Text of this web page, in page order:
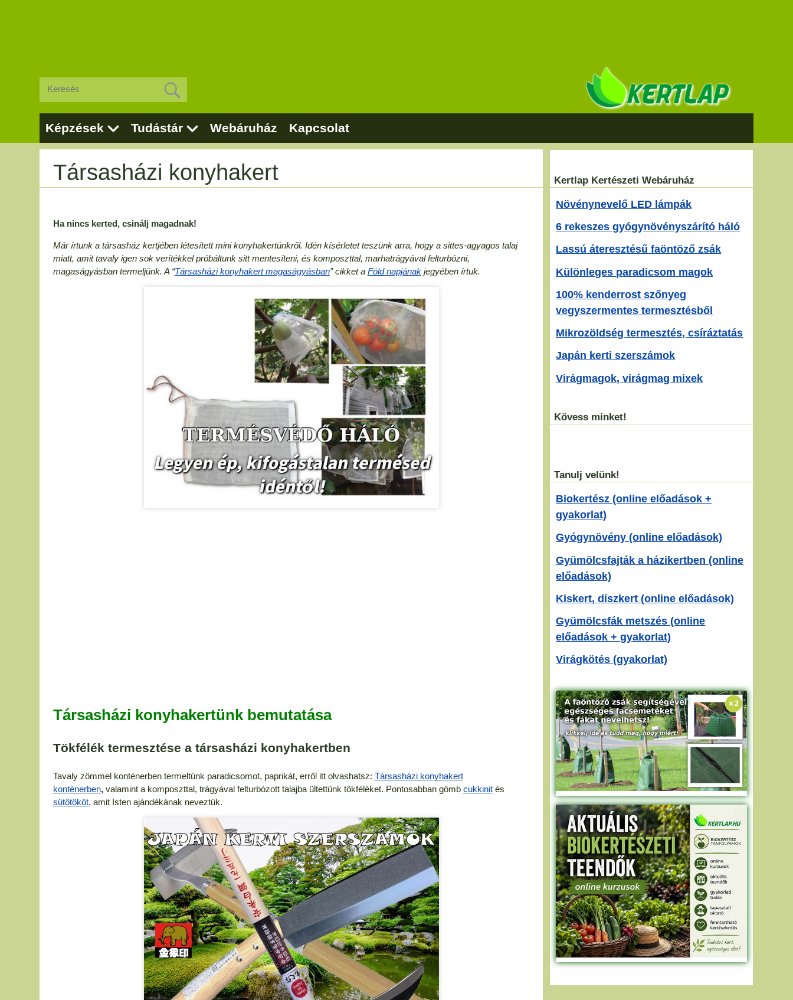
Képzések Tudástár Webáruház Kapcsolat
Társasházi konyhakert
Ha nincs kerted, csinálj magadnak!
Már írtunk a társasház kertjében létesített mini konyhakertünkről. Idén kísérletet teszünk arra, hogy a sittes-agyagos talaj
miatt, amit tavaly igen sok verítékkel próbáltunk sitt mentesíteni, és komposzttal, marhatrágyával felturbózni,
magaságyásban termeljünk. A “Társasházi konyhakert magaságyásban” cikket a Föld napjánakjegyében írtuk.
Társasházi konyhakertünk bemutatása
Tökfélék termesztése a társasházi konyhakertben
Tavaly zömmel konténerben termeltünk paradicsomot, paprikát, erről itt olvashatsz: Társasházi konyhakert
konténerben, valamint a komposzttal, trágyával felturbózott talajba ültettünk tökféléket. Pontosabban gömb cukkinités
sütőtököt, amit Isten ajándékának neveztük.
Kertlap Kertészeti Webáruház
Növénynevelő LED lámpák
6 rekeszes gyógynövényszárító háló
Lassú áteresztésű faöntöző zsák
Különleges paradicsom magok
100% kenderrost szőnyeg
vegyszermentes termesztésből
Mikrozöldség termesztés, csíráztatás
Japán kerti szerszámok
Virágmagok, virágmag mixek
Kövess minket!
Tanulj velünk!
Biokertész (online előadások +
gyakorlat)
Gyógynövény (online előadások)
Gyümölcsfajták a házikertben (online
előadások)
Kiskert, díszkert (online előadások)
Gyümölcsfák metszés (online
előadások + gyakorlat)
Virágkötés (gyakorlat)